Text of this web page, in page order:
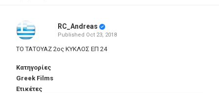
RC_Andreas
Published Oct 23, 2018
ΤΟ ΤΑΤΟΥΑΖ 2ος ΚΥΚΛΟΣ ΕΠ 24
Κατηγορίες
Greek Films
Ετικέτες